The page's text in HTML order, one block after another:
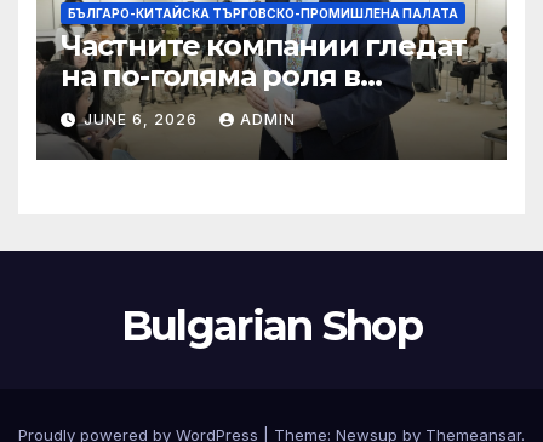
БЪЛГАРО-КИТАЙСКА ТЪРГОВСКО-ПРОМИШЛЕНА ПАЛАТА
Частните компании гледат
на по-голяма роля в
стратегическата
енергетика
JUNE 6, 2026 ADMIN
Bulgarian Shop
Proudly powered by WordPress Theme: Newsup by Themeansar.